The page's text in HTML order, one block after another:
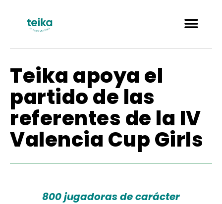
Teika apoya el
partido de las
referentes de la IV
Valencia Cup Girls
800 jugadoras de carácter